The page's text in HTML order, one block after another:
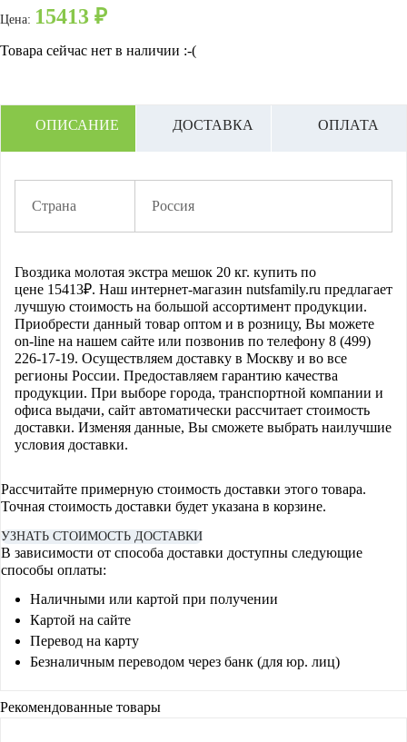
Цена: 15413 ₽
Товара сейчас нет в наличии :-(
ОПИСАНИЕ ДОСТАВКА ОПЛАТА
Страна Россия
Гвоздика молотая экстра мешок 20 кг. купить по
цене 15413₽. Наш интернет-магазин nutsfamily.ru предлагает
лучшую стоимость на большой ассортимент продукции.
Приобрести данный товар оптом и в розницу, Вы можете
on-line на нашем сайте или позвонив по телефону 8 (499)
226-17-19. Осуществляем доставку в Москву и во все
регионы России. Предоставляем гарантию качества
продукции. При выборе города, транспортной компании и
офиса выдачи, сайт автоматически рассчитает стоимость
доставки. Изменяя данные, Вы сможете выбрать наилучшие
условия доставки.
Рассчитайте примерную стоимость доставки этого товара.
Точная стоимость доставки будет указана в корзине.
УЗНАТЬ СТОИМОСТЬ ДОСТАВКИ
В зависимости от способа доставки доступны следующие
способы оплаты:
Наличными или картой при получении
Картой на сайте
Перевод на карту
Безналичным переводом через банк (для юр. лиц)
Рекомендованные товары